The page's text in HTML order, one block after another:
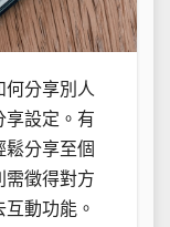
何分享別人
享設定。有
鬆分享至個
需徵得對方
動功能。